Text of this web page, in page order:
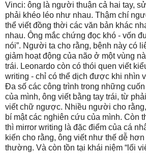
Vinci: ông là người thuận cả hai tay,
phải khéo léo như nhau. Thậm chí
thể viết đồng thời các văn bản khác
nhau. Ông mắc chứng đọc khó - vốn
nói”. Người ta cho rằng, bệnh này có
giảm hoạt động của não ở một vùng
trái. Leonardo còn có thói quen viết
writing - chỉ có thể dịch được khi nhìn
Đa số các công trình trong những
của mình, ông viết bằng tay trái, từ
viết chữ ngược. Nhiều người cho
bí mật các nghiên cứu của mình. Còn
thì mirror writing là đặc điểm của cá
kiến cho rằng, ông viết như thế dễ
thường. Và còn tồn tại khái niệm “lối